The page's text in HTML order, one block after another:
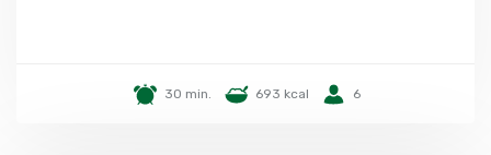
30 min. 693 kcal 6